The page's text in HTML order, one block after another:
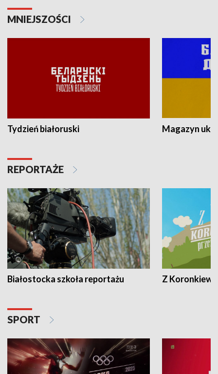
MNIEJSZOŚCI
Tydzień białoruski Magazyn
REPORTAŻE
Białostocka szkoła reportażu Z
SPORT